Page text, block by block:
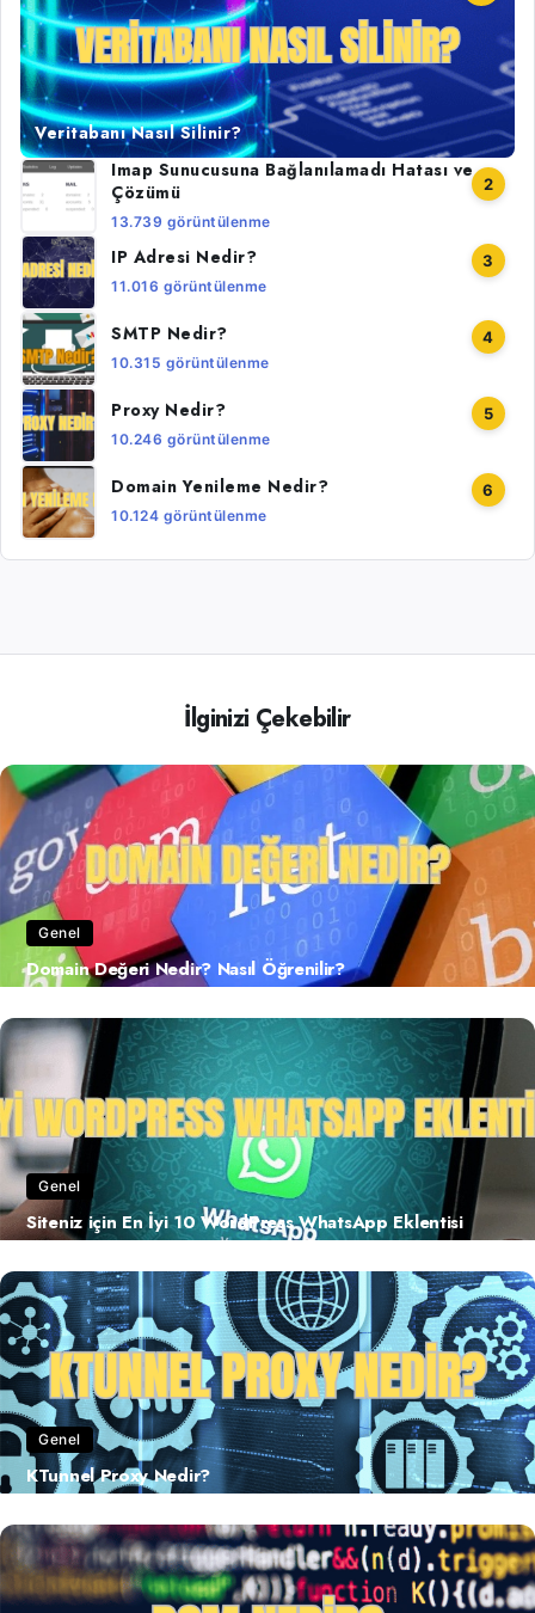
Veritabanı Nasıl Silinir?
2
Imap Sunucusuna Bağlanılamadı Hatası ve
Çözümü
13.739 görüntülenme
3
IP Adresi Nedir?
11.016 görüntülenme
4
SMTP Nedir?
10.315 görüntülenme
5
Proxy Nedir?
10.246 görüntülenme
6
Domain Yenileme Nedir?
10.124 görüntülenme
İlginizi Çekebilir
Genel
Domain Değeri Nedir? Nasıl Öğrenilir?
Genel
Siteniz için En İyi 10 WordPress WhatsApp Eklentisi
Genel
KTunnel Proxy Nedir?